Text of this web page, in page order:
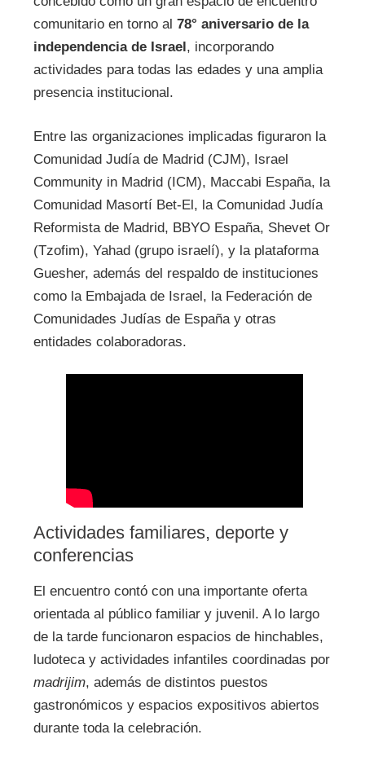
comunitario en torno al 78° aniversario de la
independencia de Israel , incorporando
actividades para todas las edades y una amplia
presencia institucional.
Entre las organizaciones implicadas figuraron la
Comunidad Judía de Madrid (CJM), Israel
Community in Madrid (ICM), Maccabi España, la
Comunidad Masortí Bet-El, la Comunidad Judía
Reformista de Madrid, BBYO España, Shevet Or
(Tzofim), Yahad (grupo israelí), y la plataforma
Guesher, además del respaldo de instituciones
como la Embajada de Israel, la Federación de
Comunidades Judías de España y otras
entidades colaboradoras.
Actividades familiares, deporte y
conferencias
El encuentro contó con una importante oferta
orientada al público familiar y juvenil. A lo largo
de la tarde funcionaron espacios de hinchables,
ludoteca y actividades infantiles coordinadas por
madrijim, además de distintos puestos
gastronómicos y espacios expositivos abiertos
durante toda la celebración.